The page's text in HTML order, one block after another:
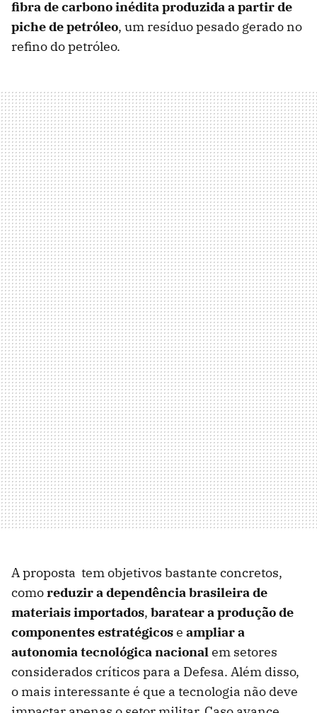
fibra de carbono inédita produzida a partir de
piche de petróleo, um resíduo pesado gerado no
refino do petróleo.
A proposta tem objetivos bastante concretos,
comoreduzir a dependência brasileira de
materiais importados, baratear a produção de
componentes estratégicose ampliar a
autonomia tecnológica nacionalem setores
considerados críticos para a Defesa. Além disso,
o mais interessante é que a tecnologia não deve